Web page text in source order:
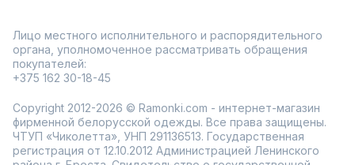
Лицо местного исполнительного и распорядительного
органа, уполномоченное рассматривать обращения
покупателей:
+375 162 30-18-45
Copyright 2012-2026 © Ramonki.com - интернет-магазин
фирменной белорусской одежды. Все права защищены.
ЧТУП «Чиколетта», УНП 291136513. Государственная
регистрация от 12.10.2012 Администрацией Ленинского